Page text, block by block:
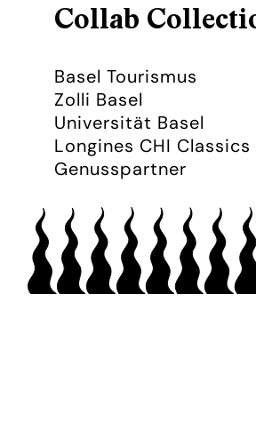
Collab
Basel Tourismus
Zolli Basel
Universität Basel
Longines CHI Classics
Genusspartner